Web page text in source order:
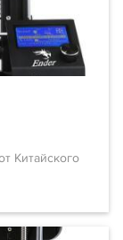
Китайского